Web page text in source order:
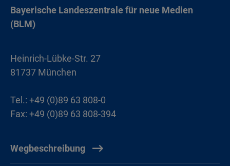
Bayerische Landeszentrale für neue Medien
(BLM)
Heinrich-Lübke-Str. 27
81737 München
Tel.: +49 (0)89 63 808-0
Fax: +49 (0)89 63 808-394
Wegbeschreibung